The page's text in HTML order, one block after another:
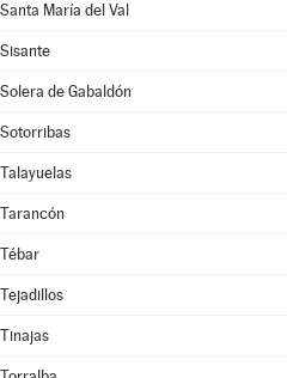
Santa María del Val
Sisante
Solera de Gabaldón
Sotorribas
Talayuelas
Tarancón
Tébar
Tejadillos
Tinajas